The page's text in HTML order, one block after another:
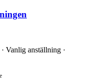
Vanlig anställning ·